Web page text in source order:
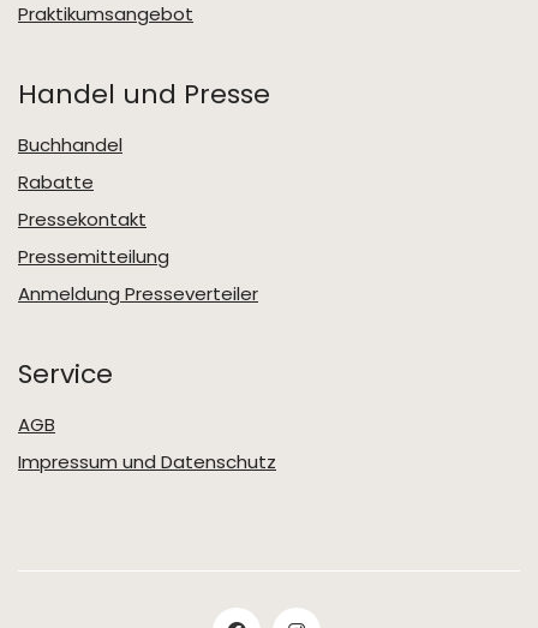
Praktikumsangebot
Handel und Presse
Buchhandel
Rabatte
Pressekontakt
Pressemitteilung
Anmeldung Presseverteiler
Service
AGB
Impressum und Datenschutz